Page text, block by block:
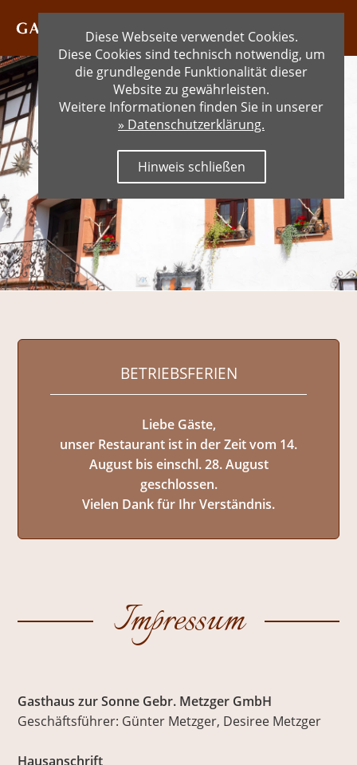
Diese Webseite verwendet Cookies.
Diese Cookies sind technisch notwendig, um
die grundlegende Funktionalität dieser
Website zu gewährleisten.
Weitere Informationen finden Sie in unserer
» Datenschutzerklärung.
Hinweis schließen
BETRIEBSFERIEN
Liebe Gäste,
unser Restaurant ist in der Zeit vom 14.
August bis einschl. 28. August
geschlossen.
Vielen Dank für Ihr Verständnis.
Impressum
Gasthaus zur Sonne Gebr. Metzger GmbH
Geschäftsführer: Günter Metzger, Desiree Metzger
Hausanschrift